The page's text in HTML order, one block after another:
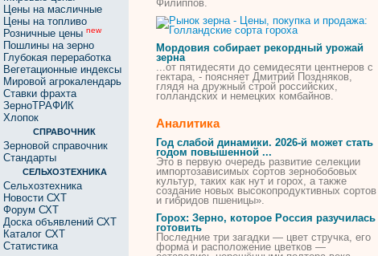
Цены на масличные
Цены на топливо
Розничные цены new
Пошлины на зерно
Глубокая переработка
Вегетационные индексы
Мировой агрокалендарь
Ставки фрахта
ЗерноТРАФИК
Хлопок
СПРАВОЧНИК
Зерновой справочник
Стандарты
СЕЛЬХОЗТЕХНИКА
Сельхозтехника
Новости СХТ
Форум СХТ
Доска объявлений СХТ
Каталог СХТ
Статистика
Филиппов.
Мордовия собирает рекордный урожай
зерна
...от пятидесяти до семидесяти центнеров с
гектара, - поясняет Дмитрий Поздняков,
глядя на дружный строй российских,
голландских и немецких комбайнов.
Аналитика
Год слабой динамики. 2026-й может стать
годом повышенной ...
Это в первую очередь развитие селекции
импортозависимых сортов зернобобовых
культур, таких как нут и горох, а также
создание новых высокопродуктивных сортов
и гибридов пшеницы».
Горох: Зерно, которое Россия разучилась
готовить
Последние три загадки — цвет стручка, его
форма и расположение цветков —